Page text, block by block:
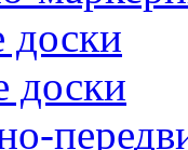
доски